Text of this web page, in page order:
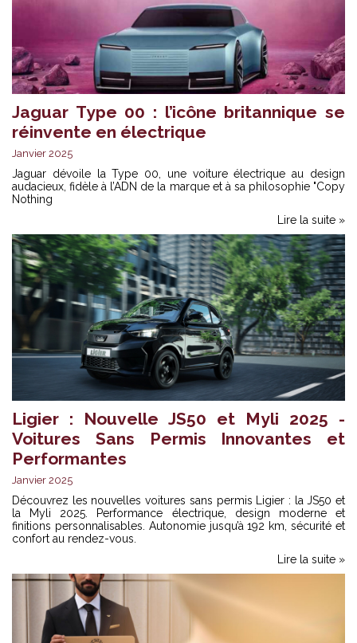
Jaguar Type 00 : l’icône britannique se
réinvente en électrique
Janvier 2025
Jaguar dévoile la Type 00, une voiture électrique au design
audacieux, fidèle à l’ADN de la marque et à sa philosophie "Copy
Nothing
Lire la suite »
Ligier : Nouvelle JS50 et Myli 2025 -
Voitures Sans Permis Innovantes et
Performantes
Janvier 2025
Découvrez les nouvelles voitures sans permis Ligier : la JS50 et
la Myli 2025. Performance électrique, design moderne et
finitions personnalisables. Autonomie jusqu’à 192 km, sécurité et
confort au rendez-vous.
Lire la suite »